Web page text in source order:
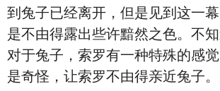
到兔子已经离开，但是见到这一
是不由得露出些许黯然之色。不知
对于兔子，索罗有一种特殊的感
是奇怪，让索罗不由得亲近兔子。